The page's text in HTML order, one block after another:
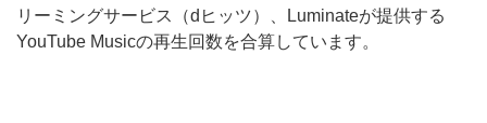
リーミングサービス（dヒッツ）、Luminateが提供する
YouTube Musicの再生回数を合算しています。